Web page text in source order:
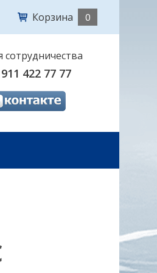
Корзина 0
сотрудничества
422 77 77